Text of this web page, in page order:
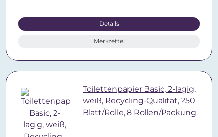
Details
Merkzettel
Toilettenpapier Basic, 2-lagig,
weiß, Recycling-Qualität, 250
Blatt/Rolle, 8 Rollen/Packung